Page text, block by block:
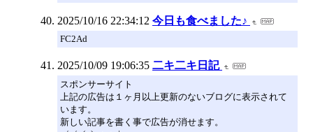
2025/10/16 22:34:12 今日も食べました♪
FC2Ad
2025/10/09 19:06:35 二キ二キ日記
スポンサーサイト
上記の広告は１ヶ月以上更新のないブログに表示されて
います。
新しい記事を書く事で広告が消せます。